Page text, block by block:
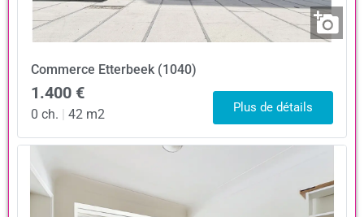
Commerce Etterbeek (1040)
1.400 €
0 ch. | 42 m2 Plus de détails